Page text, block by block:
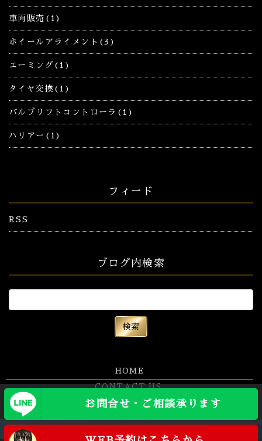
車両販売(1)
ホイールアライメント(3)
エーミング(1)
タイヤ交換(1)
バルブリフトコントローラ(1)
ハリアー(1)
フィード
RSS
ブログ内検索
お問合せ・ご相談承ります
HOME
CONTACT US